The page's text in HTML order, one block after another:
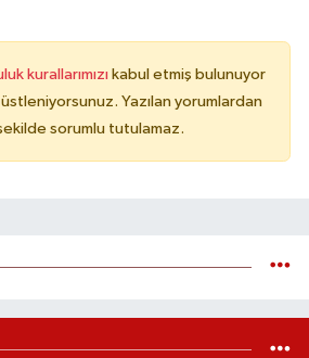
kurallarımızı kabul etmiş bulunuyor
Yazılan yorumlardan
sorumlu tutulamaz.